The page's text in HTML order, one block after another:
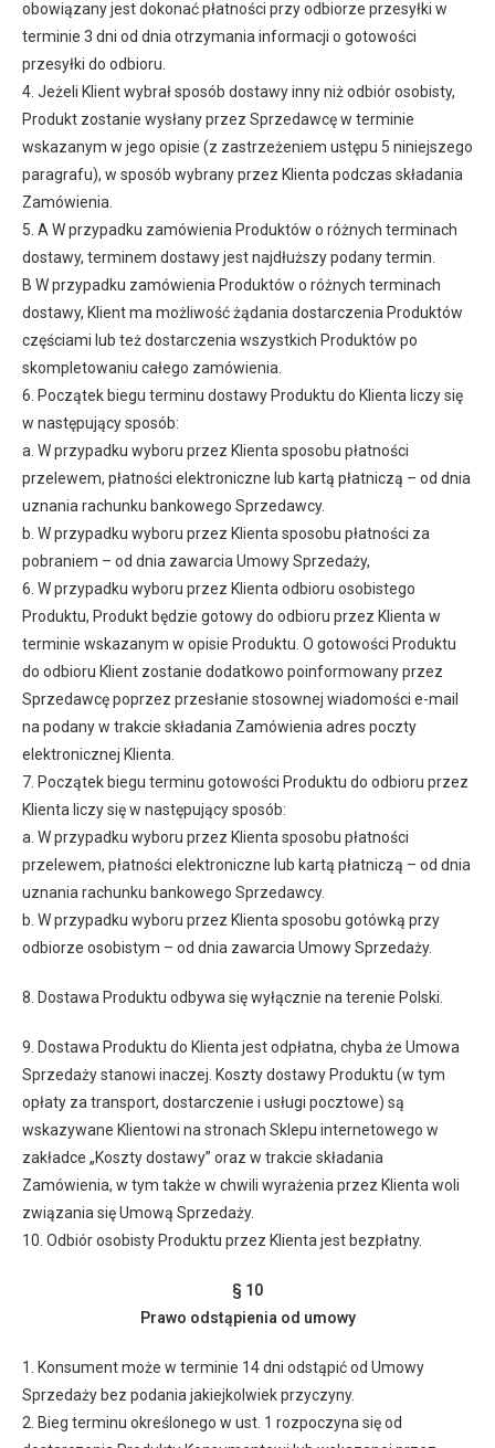
obowiązany jest dokonać płatności przy odbiorze przesyłki w
terminie 3 dni od dnia otrzymania informacji o gotowości
przesyłki do odbioru.
4. Jeżeli Klient wybrał sposób dostawy inny niż odbiór osobisty,
Produkt zostanie wysłany przez Sprzedawcę w terminie
wskazanym w jego opisie (z zastrzeżeniem ustępu 5 niniejszego
paragrafu), w sposób wybrany przez Klienta podczas składania
Zamówienia.
5. A W przypadku zamówienia Produktów o różnych terminach
dostawy, terminem dostawy jest najdłuższy podany termin.
B W przypadku zamówienia Produktów o różnych terminach
dostawy, Klient ma możliwość żądania dostarczenia Produktów
częściami lub też dostarczenia wszystkich Produktów po
skompletowaniu całego zamówienia.
6. Początek biegu terminu dostawy Produktu do Klienta liczy się
w następujący sposób:
a. W przypadku wyboru przez Klienta sposobu płatności
przelewem, płatności elektroniczne lub kartą płatniczą – od dnia
uznania rachunku bankowego Sprzedawcy.
b. W przypadku wyboru przez Klienta sposobu płatności za
pobraniem – od dnia zawarcia Umowy Sprzedaży,
6. W przypadku wyboru przez Klienta odbioru osobistego
Produktu, Produkt będzie gotowy do odbioru przez Klienta w
terminie wskazanym w opisie Produktu. O gotowości Produktu
do odbioru Klient zostanie dodatkowo poinformowany przez
Sprzedawcę poprzez przesłanie stosownej wiadomości e-mail
na podany w trakcie składania Zamówienia adres poczty
elektronicznej Klienta.
7. Początek biegu terminu gotowości Produktu do odbioru przez
Klienta liczy się w następujący sposób:
a. W przypadku wyboru przez Klienta sposobu płatności
przelewem, płatności elektroniczne lub kartą płatniczą – od dnia
uznania rachunku bankowego Sprzedawcy.
b. W przypadku wyboru przez Klienta sposobu gotówką przy
odbiorze osobistym – od dnia zawarcia Umowy Sprzedaży.
8. Dostawa Produktu odbywa się wyłącznie na terenie Polski.
9. Dostawa Produktu do Klienta jest odpłatna, chyba że Umowa
Sprzedaży stanowi inaczej. Koszty dostawy Produktu (w tym
opłaty za transport, dostarczenie i usługi pocztowe) są
wskazywane Klientowi na stronach Sklepu internetowego w
zakładce „Koszty dostawy” oraz w trakcie składania
Zamówienia, w tym także w chwili wyrażenia przez Klienta woli
związania się Umową Sprzedaży.
10. Odbiór osobisty Produktu przez Klienta jest bezpłatny.
§ 10
Prawo odstąpienia od umowy
1. Konsument może w terminie 14 dni odstąpić od Umowy
Sprzedaży bez podania jakiejkolwiek przyczyny.
2. Bieg terminu określonego w ust. 1 rozpoczyna się od